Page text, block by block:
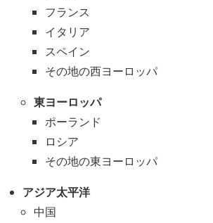
フランス
イタリア
スペイン
その地の西ヨーロッパ
東ヨーロッパ
ポーランド
ロシア
その地の東ヨーロッパ
アジア太平洋
中国